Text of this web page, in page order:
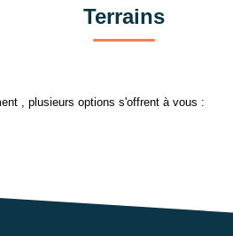
Terrains
, plusieurs options s'offrent à vous :